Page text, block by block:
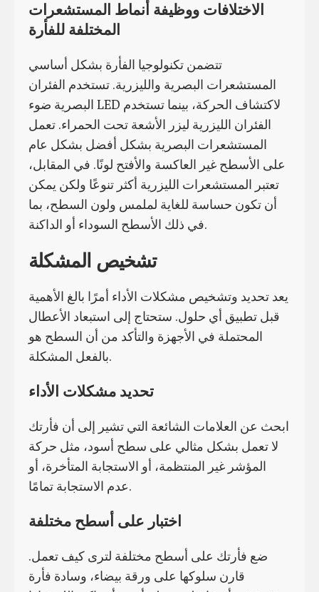
الاختلافات ووظيفة أنماط المستشعرات
المختلفة للفأرة
تتضمن تكنولوجيا الفأرة بشكل أساسي
المستشعرات البصرية والليزرية. تستخدم الفئران
البصرية ضوء LED لاكتشاف الحركة، بينما تستخدم
الفئران الليزرية ليزر الأشعة تحت الحمراء. تعمل
المستشعرات البصرية بشكل أفضل بشكل عام
على الأسطح غير العاكسة والأفتح لونًا. في المقابل،
تعتبر المستشعرات الليزرية أكثر تنوعًا ولكن يمكن
أن تكون حساسة للغاية لملمس ولون السطح، بما
في ذلك الأسطح السوداء أو الداكنة.
تشخيص المشكلة
يعد تحديد وتشخيص مشكلات الأداء أمرًا بالغ الأهمية
قبل تطبيق أي حلول. ستحتاج إلى استبعاد الأعطال
المحتملة في الأجهزة والتأكد من أن السطح هو
بالفعل المشكلة.
تحديد مشكلات الأداء
ابحث عن العلامات الشائعة التي تشير إلى أن فأرتك
لا تعمل بشكل مثالي على سطح أسود، مثل حركة
المؤشر غير المنتظمة، أو الاستجابة المتأخرة، أو
عدم الاستجابة تمامًا.
اختبار على أسطح مختلفة
ضع فأرتك على أسطح مختلفة لترى كيف تعمل.
قارن سلوكها على ورقة بيضاء، وسادة فأرة